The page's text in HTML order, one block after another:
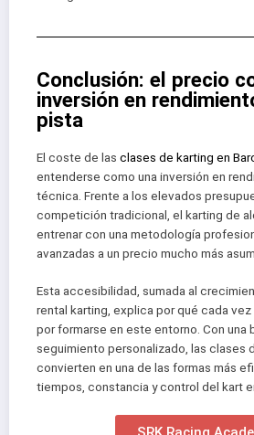
Conclusión: el precio
inversión en
pista
El coste de las clases de karting en
entenderse como una inversión en
técnica. Frente a los elevados
competición tradicional, el karting de
entrenar con una metodología
avanzadas a un precio mucho más
Esta accesibilidad, sumada al
rental karting, explica por qué cada
por formarse en este entorno. Con una
seguimiento personalizado, las clases
convierten en una de las formas más
tiempos, constancia y control del kart